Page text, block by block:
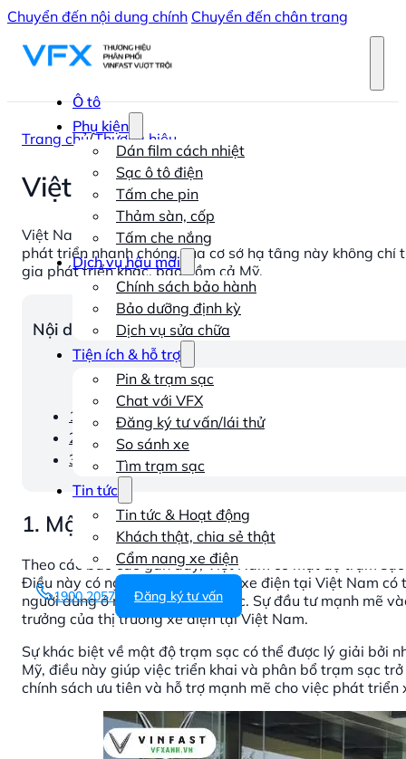
Chuyển đến nội dung chính Chuyển đến chân trang
Ô tô
Phụ kiện
Dán film cách nhiệt
Sạc ô tô điện
Tấm che pin
Thảm sàn, cốp
Tấm che nắng
Dịch vụ hậu mãi
Chính sách bảo hành
Bảo dưỡng định kỳ
Dịch vụ sửa chữa
Tiện ích & hỗ trợ
Pin & trạm sạc
Chat với VFX
Đăng ký tư vấn/lái thử
So sánh xe
Tìm trạm sạc
Tin tức
Tin tức & Hoạt động
Khách thật, chia sẻ thật
Cẩm nang xe điện
1900 2057 Đăng ký tư vấn
Trang chủ/Thương hiệu
Việt Nam dẫn đầu thế giới về
Việt Nam đang nổi lên như một quốc gia dẫn đầu trong
phát triển nhanh chóng của cơ sở hạ tầng này không
gia phát triển khác, bao gồm cả Mỹ.
Nội dung chính
1. Mật độ trạm sạc ô tô điện vượt trội
2. Chính sách và đầu tư
3. Thúc đẩy phát triển ô tô điện
1. Mật độ trạm sạc ô tô điện vượt trội
Theo các báo cáo gần đây, Việt Nam có mật độ trạm
Điều này có nghĩa là người dùng xe điện tại Việt Nam
người dùng ở nhiều quốc gia khác. Sự đầu tư mạnh mẽ
trưởng của thị trường xe điện tại Việt Nam.
Sự khác biệt về mật độ trạm sạc có thể được lý giải bởi
Mỹ, điều này giúp việc triển khai và phân bổ trạm sạc
chính sách ưu tiên và hỗ trợ mạnh mẽ cho việc phát